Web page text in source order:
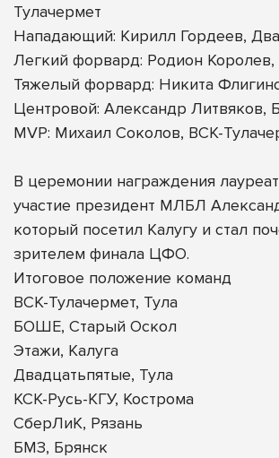
Тулачермет
Нападающий: Кирилл Гордеев,
Легкий форвард: Родион Королев,
Тяжелый форвард: Никита
Центровой: Александр
MVP: Михаил Соколов, ВСК-
В церемонии награждения
участие президент МЛБЛ
который посетил Калугу и стал
зрителем финала ЦФО.
Итоговое положение команд
ВСК-Тулачермет, Тула
БОШЕ, Старый Оскол
Этажи, Калуга
Двадцатьпятые, Тула
КСК-Русь-КГУ, Кострома
СберЛиК, Рязань
БМЗ, Брянск